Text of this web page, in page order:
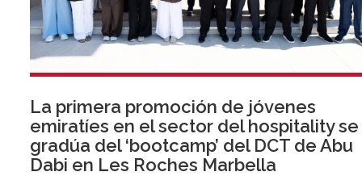
La primera promoción de jóvenes
emiratíes en el sector del hospitality se
gradúa del ‘bootcamp’ del DCT de Abu
Dabi en Les Roches Marbella